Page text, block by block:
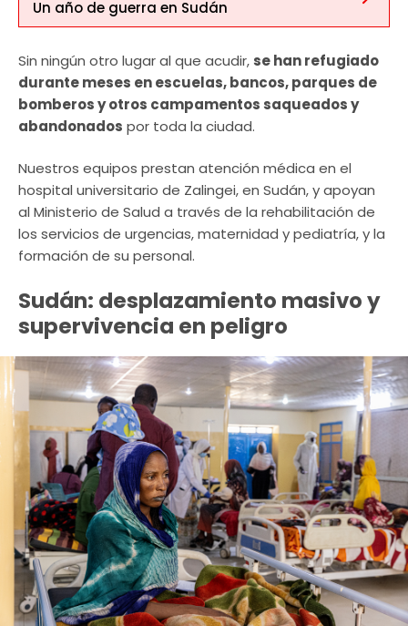
Un año de guerra en Sudán
Sin ningún otro lugar al que acudir, se han refugiado
durante meses en escuelas, bancos, parques de
bomberos y otros campamentos saqueados y
abandonados por toda la ciudad.
Nuestros equipos prestan atención médica en el
hospital universitario de Zalingei, en Sudán, y apoyan
al Ministerio de Salud a través de la rehabilitación de
los servicios de urgencias, maternidad y pediatría, y la
formación de su personal.
Sudán: desplazamiento masivo y
supervivencia en peligro